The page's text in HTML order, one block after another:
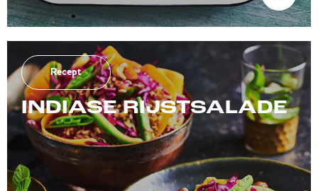
Recept
INDIASE RIJSTSALADE